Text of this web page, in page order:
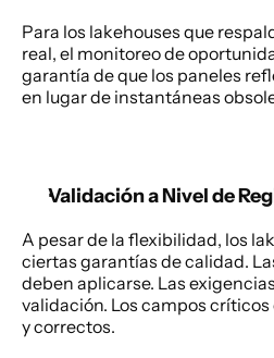
Para los lakehouses que
real, el monitoreo de
garantía de que los paneles
en lugar de instantáneas
Validación a Nivel de
A pesar de la flexibilidad, los
ciertas garantías de calidad.
deben aplicarse. Las
validación. Los campos
y correctos.